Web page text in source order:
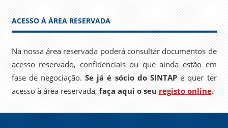
ACESSO À ÁREA RESERVADA
Na nossa área reservada poderá consultar documentos de
acesso reservado, confidenciais ou que ainda estão em
fase de negociação.Se já é sócio do SINTAPe quer ter
acesso à área reservada, faça aqui o seu registo online.